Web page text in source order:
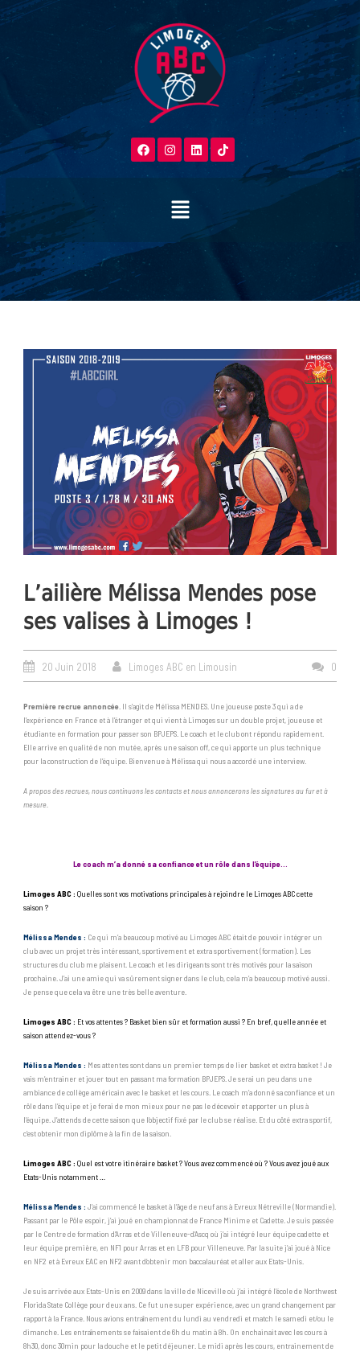
L’ailière Mélissa Mendes pose
ses valises à Limoges !
20 Juin 2018 Limoges ABC en Limousin 0
Première recrue annoncée . Il s’agit de Mélissa MENDES. Une joueuse poste 3 qui a de
l’expérience en France et à l’étranger et qui vient à Limoges sur un double projet, joueuse et
étudiante en formation pour passer son BPJEPS. Le coach et le club ont répondu rapidement.
Elle arrive en qualité de non mutée, après une saison off, ce qui apporte un plus technique
pour la construction de l’équipe. Bienvenue à Mélissa qui nous a accordé une interview.
A propos des recrues, nous continuons les contacts et nous annoncerons les signatures au fur et à
mesure.
Le coach m’a donné sa confiance et un rôle dans l’équipe…
Limoges ABC : Quelles sont vos motivations principales à rejoindre le Limoges ABC cette
saison ?
Mélissa Mendes : Ce qui m’a beaucoup motivé au Limoges ABC était de pouvoir intégrer un
club avec un projet très intéressant, sportivement et extra sportivement (formation). Les
structures du club me plaisent. Le coach et les dirigeants sont très motivés pour la saison
prochaine. J’ai une amie qui va sûrement signer dans le club, cela m’a beaucoup motivé aussi.
Je pense que cela va être une très belle aventure.
Limoges ABC : Et vos attentes ? Basket bien sûr et formation aussi ? En bref, quelle année et
saison attendez-vous ?
Mélissa Mendes : Mes attentes sont dans un premier temps de lier basket et extra basket ! Je
vais m’entrainer et jouer tout en passant ma formation BPJEPS. Je serai un peu dans une
ambiance de collège américain avec le basket et les cours. Le coach m’a donné sa confiance et un
rôle dans l’équipe et je ferai de mon mieux pour ne pas le décevoir et apporter un plus à
l’équipe. J’attends de cette saison que l’objectif fixé par le club se réalise. Et du côté extra sportif,
c’est obtenir mon diplôme à la fin de la saison.
Limoges ABC : Quel est votre itinéraire basket ? Vous avez commencé où ? Vous avez joué aux
Etats-Unis notamment …
Mélissa Mendes : J’ai commencé le basket à l’âge de neuf ans à Evreux Nétreville (Normandie).
Passant par le Pôle espoir, j’ai joué en championnat de France Minime et Cadette. Je suis passée
par le Centre de formation d’Arras et de Villeneuve-d’Ascq où j’ai intégré leur équipe cadette et
leur équipe première, en NF1 pour Arras et en LFB pour Villeneuve. Par la suite j’ai joué à Nice
en NF2 et à Evreux EAC en NF2 avant d’obtenir mon baccalauréat et aller aux Etats-Unis.
Je suis arrivée aux Etats-Unis en 2009 dans la ville de Niceville où j’ai intégré l’école de Northwest
Florida State Collège pour deux ans. Ce fut une super expérience, avec un grand changement par
rapport à la France. Nous avions entraînement du lundi au vendredi et match le samedi et/ou le
dimanche. Les entraînements se faisaient de 6h du matin à 8h. On enchainait avec les cours à
8h30, donc 30min pour la douche et le petit déjeuner. Le midi après les cours, entrainement de